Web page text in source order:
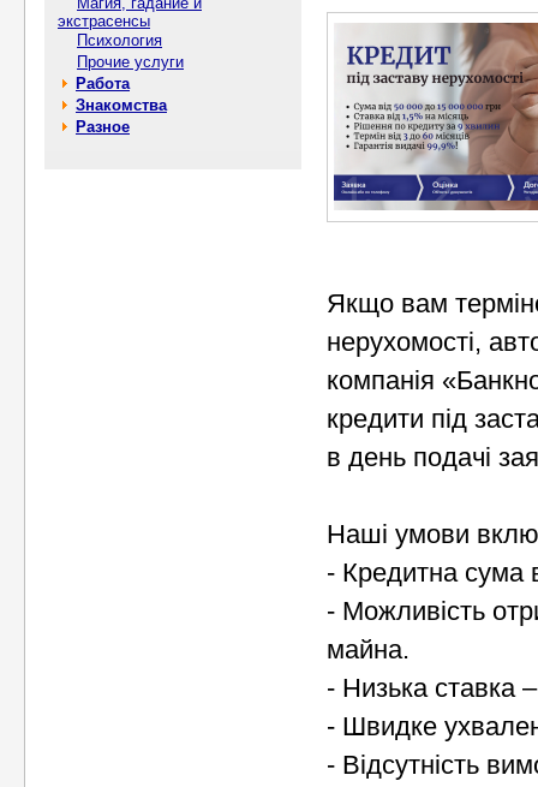
экстрасенсы
Психология
Прочие услуги
Работа
Знакомства
Разное
Якщо вам
нерухомості,
компанія
кредити під
в день подачі
Наші умови
- Кредитна сума
- Можливість
майна.
- Низька ставка
- Швидке
- Відсутність